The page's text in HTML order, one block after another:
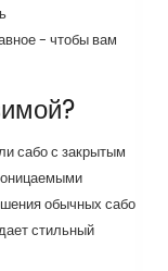
- чтобы вам
сабо с закрытым
обычных сабо
стильный